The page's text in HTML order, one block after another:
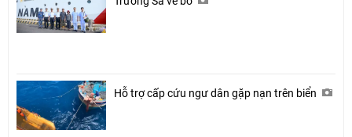
Hỗ trợ cấp cứu ngư dân gặp nạn trên biển